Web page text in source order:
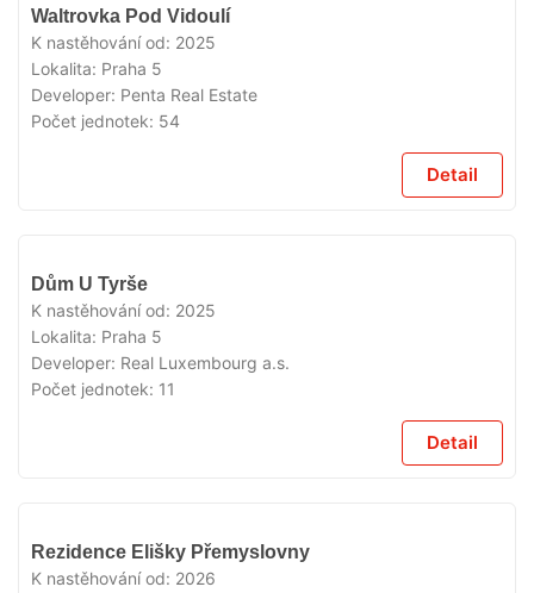
Waltrovka Pod Vidoulí
K nastěhování od: 2025
Lokalita: Praha 5
Developer: Penta Real Estate
Počet jednotek: 54
Detail
Dům U Tyrše
K nastěhování od: 2025
Lokalita: Praha 5
Developer: Real Luxembourg a.s.
Počet jednotek: 11
Detail
Rezidence Elišky Přemyslovny
K nastěhování od: 2026